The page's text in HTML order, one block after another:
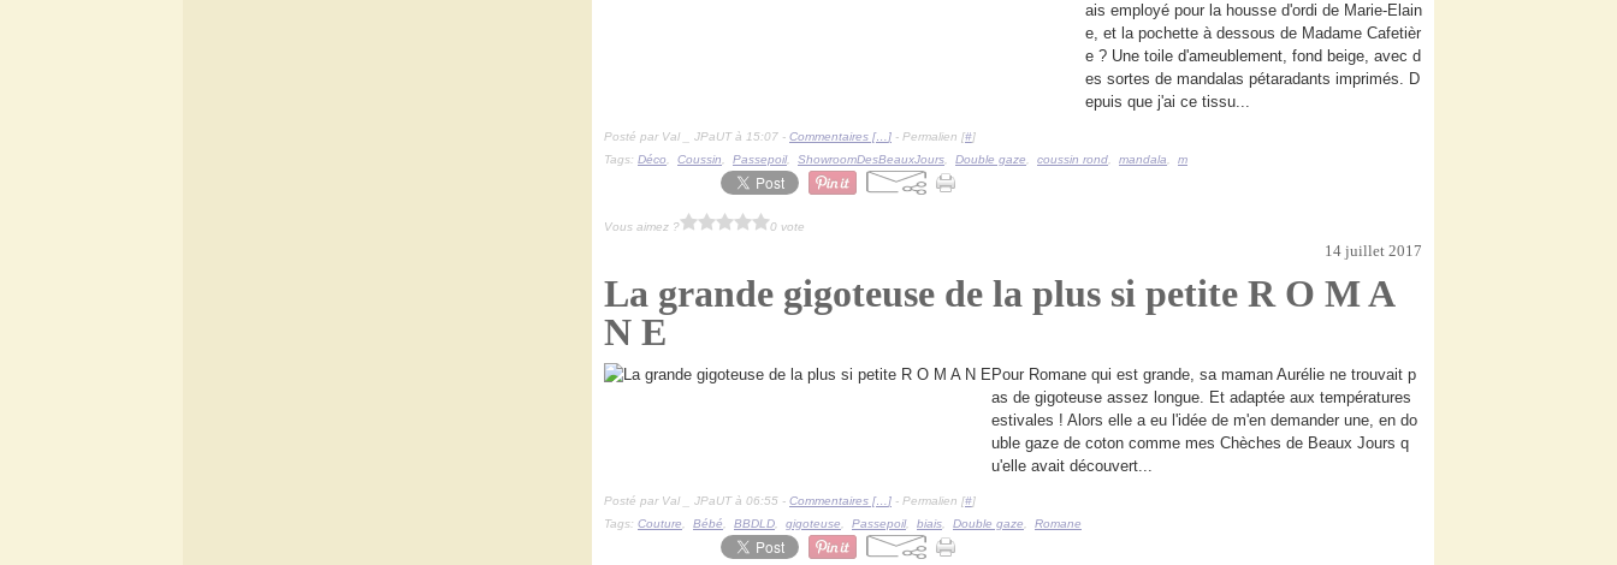
ais employé pour la housse d'ordi de Marie-Elain
e, et la pochette à dessous de Madame Cafetièr
e ? Une toile d'ameublement, fond beige, avec d
es sortes de mandalas pétaradants imprimés. D
epuis que j'ai ce tissu...
Posté par Val _ JPaUT à 15:07 - Commentaires [… ] - Permalien [#]
Tags: Déco Coussin Passepoil, ShowroomDesBeauxJours Double gaze coussin rond mandala m
Vous aimez ? 0 vote
14 juillet 2017
La grande gigoteuse de la plus si petite R O M A
N E
Pour Romane qui est grande, sa maman Aurélie ne trouvait p
as de gigoteuse assez longue. Et adaptée aux températures
estivales ! Alors elle a eu l'idée de m'en demander une, en do
uble gaze de coton comme mes Chèches de Beaux Jours q
u'elle avait découvert...
Posté par Val _ JPaUT à 06:55 - Commentaires [… ] - Permalien [#]
Tags: Couture Bébé BBDLD gigoteuse Passepoil, biais Double gaze Romane